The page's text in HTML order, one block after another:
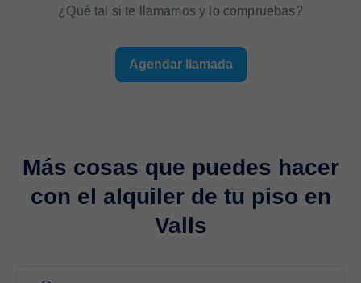
¿Qué tal si te llamamos y lo compruebas?
Agendar llamada
Más cosas que puedes hacer
con el alquiler de tu piso en
Valls